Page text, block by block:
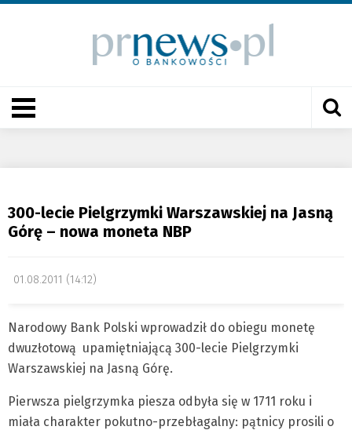
300-lecie Pielgrzymki Warszawskiej na Jasną
Górę – nowa moneta NBP
01.08.2011 (14:12)
Narodowy Bank Polski wprowadził do obiegu monetę
dwuzłotową upamiętniającą 300-lecie Pielgrzymki
Warszawskiej na Jasną Górę.
Pierwsza pielgrzymka piesza odbyła się w 1711 roku i
miała charakter pokutno-przebłagalny: pątnicy prosili o